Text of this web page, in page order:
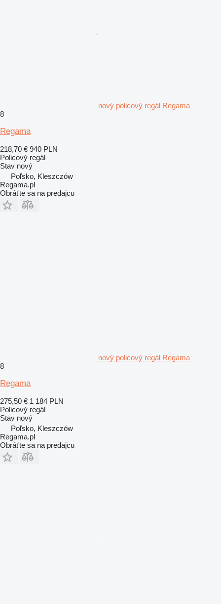
nový policový regál Regama
8
Regama
218,70 € 940 PLN
Policový regál
Stav nový
Poľsko, Kleszczów
Regama.pl
Obráťte sa na predajcu
nový policový regál Regama
8
Regama
275,50 € 1 184 PLN
Policový regál
Stav nový
Poľsko, Kleszczów
Regama.pl
Obráťte sa na predajcu